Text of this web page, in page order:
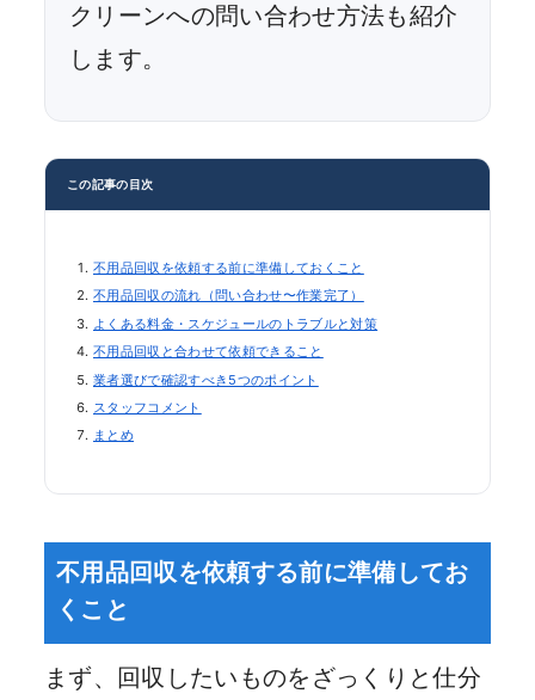
クリーンへの問い合わせ方法も紹介
します。
この記事の目次
不用品回収を依頼する前に準備しておくこと
不用品回収の流れ（問い合わせ〜作業完了）
よくある料金・スケジュールのトラブルと対策
不用品回収と合わせて依頼できること
業者選びで確認すべき5つのポイント
スタッフコメント
まとめ
不用品回収を依頼する前に準備してお
くこと
まず、回収したいものをざっくりと仕分